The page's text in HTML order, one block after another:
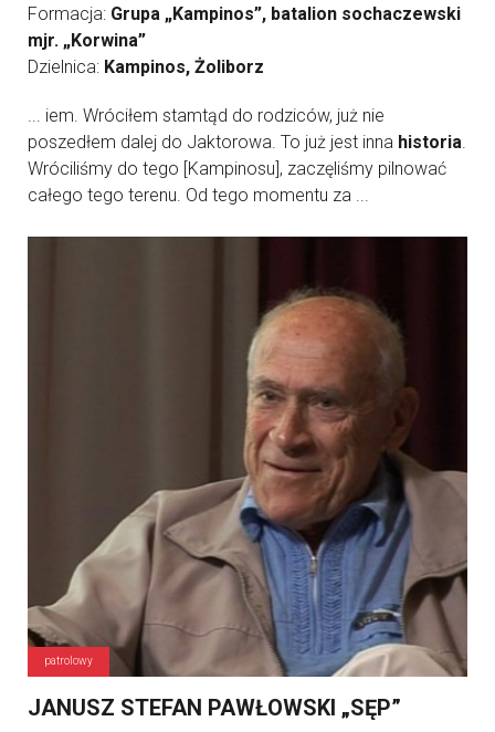
Formacja: Grupa „Kampinos”, batalion sochaczewski
mjr. „Korwina”
Dzielnica: Kampinos, Żoliborz
... iem. Wróciłem stamtąd do rodziców, już nie
poszedłem dalej do Jaktorowa. To już jest inna historia.
Wróciliśmy do tego [Kampinosu], zaczęliśmy pilnować
całego tego terenu. Od tego momentu za ...
patrolowy
JANUSZ STEFAN PAWŁOWSKI „SĘP”